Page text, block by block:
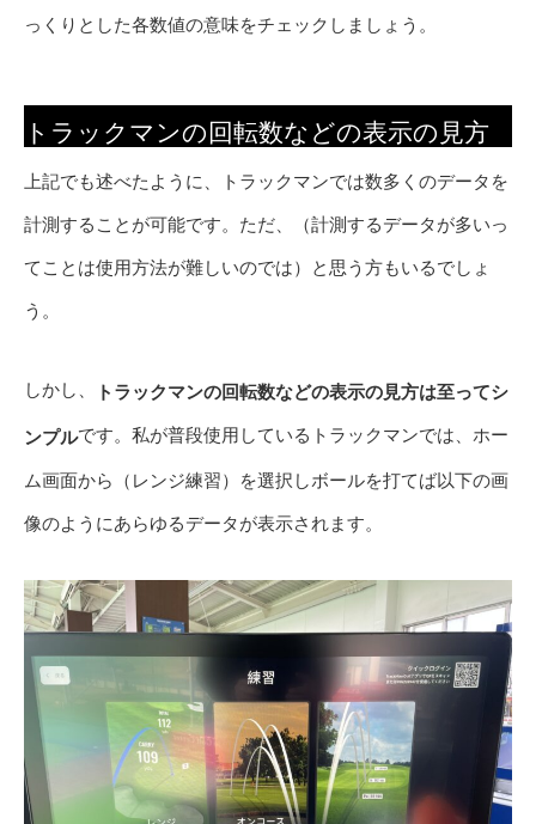
っくりとした各数値の意味をチェックしましょう。
トラックマンの回転数などの表示の見方
上記でも述べたように、トラックマンでは数多くのデータを
計測することが可能です。ただ、（計測するデータが多いっ
てことは使用方法が難しいのでは）と思う方もいるでしょ
う。
しかし、
トラックマンの回転数などの表示の見方は至ってシ
ンプルです。私が普段使用しているトラックマンでは、ホー
ム画面から（レンジ練習）を選択しボールを打てば以下の画
像のようにあらゆるデータが表示されます。